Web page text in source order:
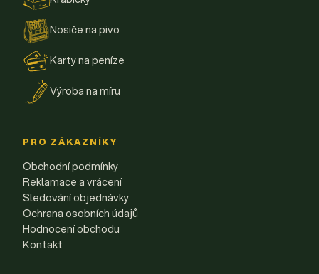
Nosiče na pivo
Karty na peníze
Výroba na míru
PRO ZÁKAZNÍKY
Obchodní podmínky
Reklamace a vrácení
Sledování objednávky
Ochrana osobních údajů
Hodnocení obchodu
Kontakt